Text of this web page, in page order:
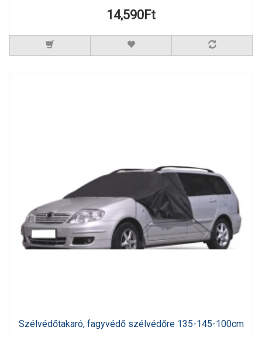
14,590Ft
Szélvédőtakaró, fagyvédő szélvédőre 135-145-100cm